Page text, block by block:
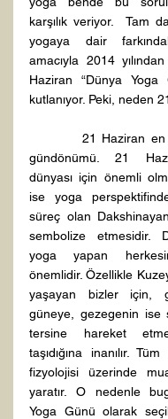
karşılık veriyor.  Tam
yogaya dair
amacıyla 2014
Haziran “Dünya Yoga
kutlanıyor. Peki, neden
21 Haziran en
gündönümü. 21
dünyası için önemli
ise yoga
süreç olan
sembolize etmesidir.
yoga yapan
önemlidir. Özellikle
yaşayan bizler için,
güneye, gezegenin ise
tersine hareket
taşıdığına inanılır.
fizyolojisi üzerinde
yaratır. O nedenle
Yoga Günü olarak